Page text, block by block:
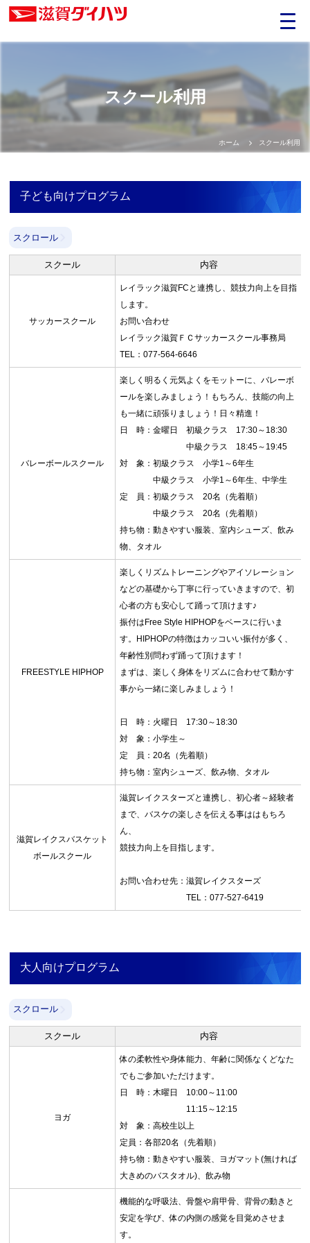
スクール利用
ホーム スクール利用
子ども向けプログラム
スクロール
スクール 内容
サッカースクール
レイラック滋賀FCと連携し、競技力向上を目指
します。
お問い合わせ
レイラック滋賀ＦＣサッカースクール事務局
TEL：077-564‐6646
バレーボールスクール
楽しく明るく元気よくをモットーに、バレーボ
ールを楽しみましょう！もちろん、技能の向上
も一緒に頑張りましょう！日々精進！
日 時：金曜日 初級クラス 17:30～18:30
中級クラス 18:45～19:45
対 象：初級クラス 小学1～6年生
中級クラス 小学1～6年生、中学生
定 員：初級クラス 20名（先着順）
中級クラス 20名（先着順）
持ち物：動きやすい服装、室内シューズ、飲み
物、タオル
FREESTYLE HIPHOP
楽しくリズムトレーニングやアイソレーション
などの基礎から丁寧に行っていきますので、初
心者の方も安心して踊って頂けます♪
振付はFree Style HIPHOPをベースに行いま
す。HIPHOPの特徴はカッコいい振付が多く、
年齢性別問わず踊って頂けます！
まずは、楽しく身体をリズムに合わせて動かす
事から一緒に楽しみましょう！
日 時：火曜日 17:30～18:30
対 象：小学生～
定 員：20名（先着順）
持ち物：室内シューズ、飲み物、タオル
滋賀レイクスバスケット
ボールスクール
滋賀レイクスターズと連携し、初心者～経験者
まで、バスケの楽しさを伝える事ははもちろ
ん、
競技力向上を目指します。
お問い合わせ先：滋賀レイクスターズ
TEL：077-527-6419
大人向けプログラム
スクロール
スクール 内容
ヨガ
体の柔軟性や身体能力、年齢に関係なくどなた
でもご参加いただけます。
日 時：木曜日 10:00～11:00
11:15～12:15
対 象：高校生以上
定員：各部20名（先着順）
持ち物：動きやすい服装、ヨガマット(無ければ
大きめのバスタオル)、飲み物
機能的な呼吸法、骨盤や肩甲骨、背骨の動きと
安定を学び、体の内側の感覚を目覚めさせま
す。